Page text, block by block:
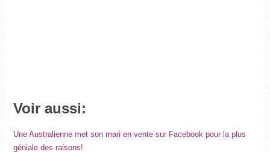
Voir aussi:
Une Australienne met son mari en vente sur Facebook pour la plus
géniale des raisons!